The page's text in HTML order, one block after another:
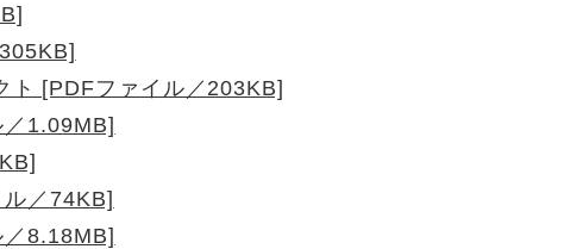
ト [PDFファイル／203KB]
／1.09MB]
／74KB]
8.18MB]